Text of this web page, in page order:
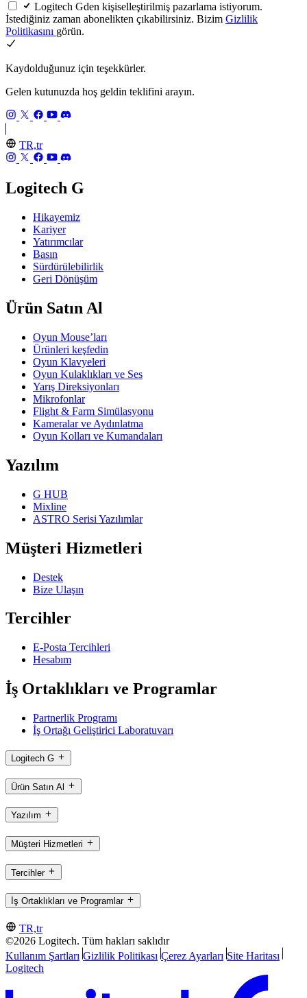
Logitech Gden kişiselleştirilmiş pazarlama istiyorum.
İstediğiniz zaman abonelikten çıkabilirsiniz. Bizim Gizlilik
Politikasını görün.
Kaydolduğunuz için teşekkürler.
Gelen kutunuzda hoş geldin teklifini arayın.
TR,tr
Logitech G
Hikayemiz
Kariyer
Yatırımcılar
Basın
Sürdürülebilirlik
Geri Dönüşüm
Ürün Satın Al
Oyun Mouse’ları
Ürünleri keşfedin
Oyun Klavyeleri
Oyun Kulaklıkları ve Ses
Yarış Direksiyonları
Mikrofonlar
Flight & Farm Simülasyonu
Kameralar ve Aydınlatma
Oyun Kolları ve Kumandaları
Yazılım
G HUB
Mixline
ASTRO Serisi Yazılımlar
Müşteri Hizmetleri
Destek
Bize Ulaşın
Tercihler
E-Posta Tercihleri
Hesabım
İş Ortaklıkları ve Programlar
Partnerlik Programı
İş Ortağı Geliştirici Laboratuvarı
Logitech G
Ürün Satın Al
Yazılım
Müşteri Hizmetleri
Tercihler
İş Ortaklıkları ve Programlar
TR,tr
©2026 Logitech. Tüm hakları saklıdır
Kullanım Şartları Gizlilik Politikası Çerez Ayarları Site Haritası
Logitech